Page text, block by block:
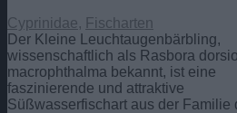
Cyprinidae, Fischarten
Der Kleine Leuchtaugenbärbling,
wissenschaftlich als Rasbora
macrophthalma bekannt, ist eine
faszinierende und attraktive
Süßwasserfischart aus der Familie